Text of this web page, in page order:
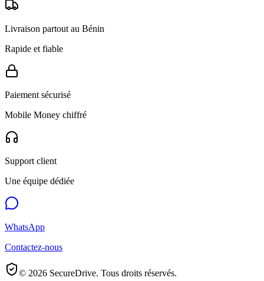
Livraison partout au Bénin
Rapide et fiable
Paiement sécurisé
Mobile Money chiffré
Support client
Une équipe dédiée
WhatsApp
Contactez-nous
© 2026 SecureDrive. Tous droits réservés.